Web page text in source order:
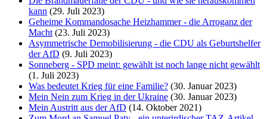
kann (29. Juli 2023)
Geheime Kommandosache Heizhammer - die Arroganz der
Macht (23. Juli 2023)
Asymmetrische Demobilisierung - die CDU als Geburtshelfer
der AfD (9. Juli 2023)
Sonneberg - SPD meint: gewählt ist noch lange nicht gewählt
(1. Juli 2023)
Was bedeutet Krieg für eine Familie? (30. Januar 2023)
Mein Nein zum Krieg in der Ukraine (30. Januar 2023)
Mein Austritt aus der AfD (14. Oktober 2021)